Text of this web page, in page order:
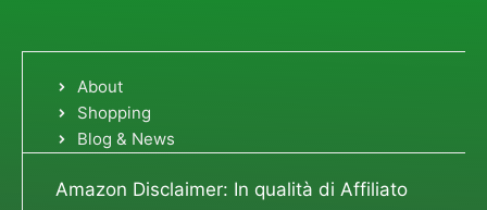
About
Shopping
Blog & News
Amazon Disclaimer: In qualità di Affiliato